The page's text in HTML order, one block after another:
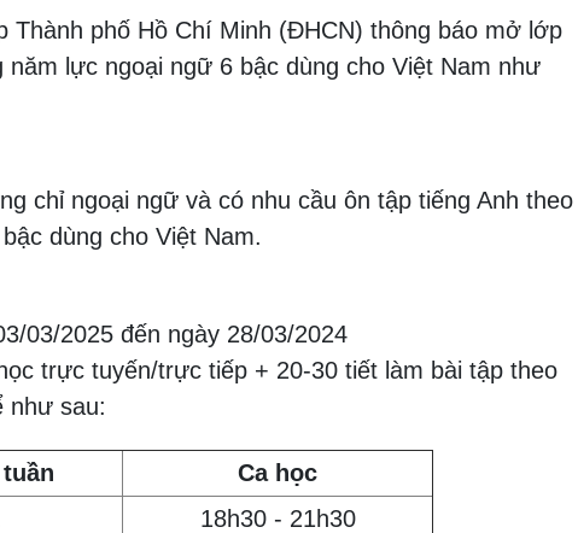
Thành phố Hồ Chí Minh (ĐHCN) thông báo mở lớp
năm lực ngoại ngữ 6 bậc dùng cho Việt Nam như
chỉ ngoại ngữ và có nhu cầu ôn tập tiếng Anh theo
dùng cho Việt Nam.
03/2025 đến ngày 28/03/2024
trực tuyến/trực tiếp + 20-30 tiết làm bài tập theo
như sau:
Ca học
18h30 - 21h30